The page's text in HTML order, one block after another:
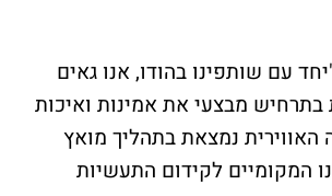
עם שותפינו בהודו, אנו גאים
בתרחיש מבצעי את אמינות ואיכות
האווירית נמצאת בתהליך מואץ
המקומיים לקידום התעשיות